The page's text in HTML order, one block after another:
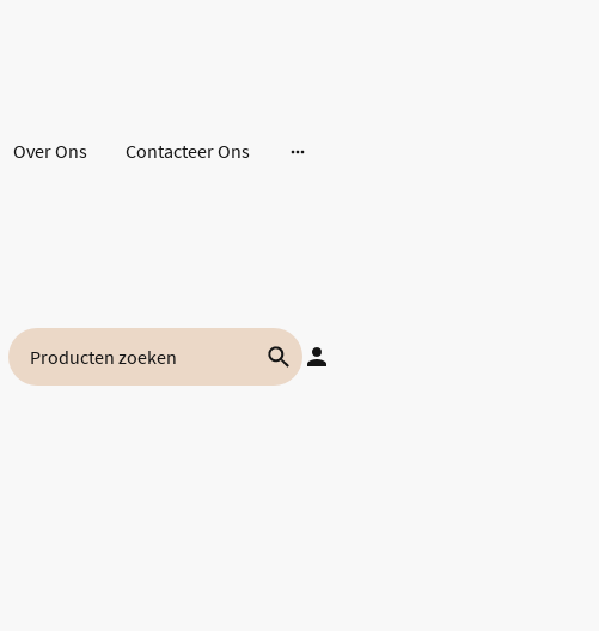
Over Ons Contacteer Ons